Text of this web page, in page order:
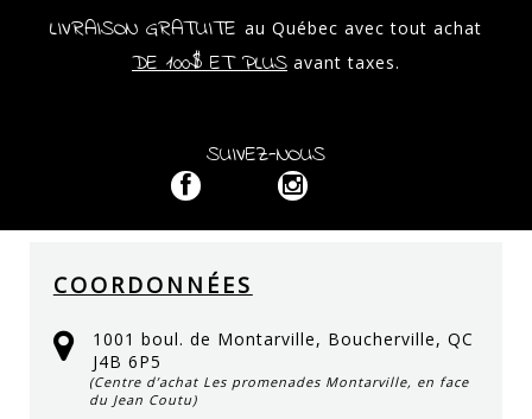
LIVRAISON GRATUITE au Québec avec tout achat
DE 100$ ET PLUS avant taxes.
SUIVEZ-NOUS
COORDONNÉES
1001 boul. de Montarville, Boucherville, QC
J4B 6P5
(Centre d’achat Les promenades Montarville, en face
du Jean Coutu)